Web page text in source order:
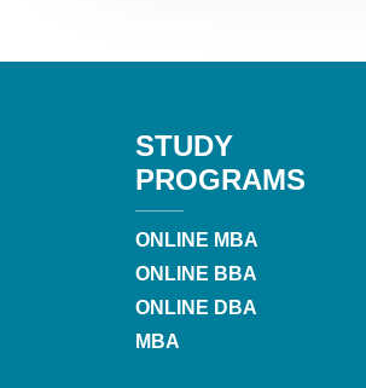
STUDY
PROGRAMS
ONLINE MBA
ONLINE BBA
ONLINE DBA
MBA